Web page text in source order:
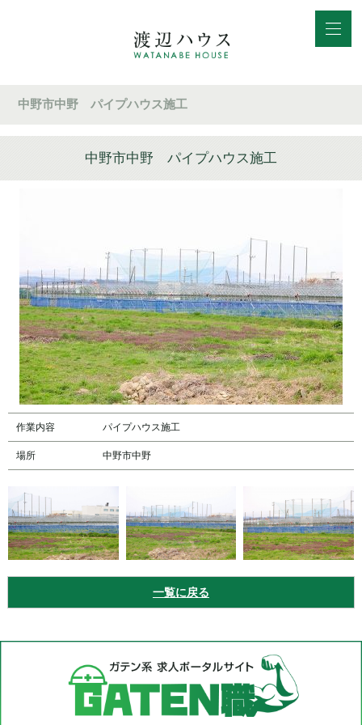
中野市中野 パイプハウス施工
中野市中野 パイプハウス施工
作業内容 パイプハウス施工
場所 中野市中野
一覧に戻る